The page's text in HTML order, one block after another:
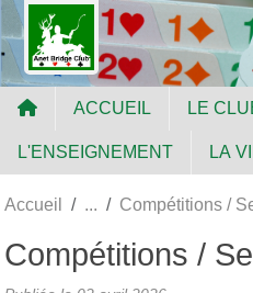
ACCUEIL LE
L'ENSEIGNEMENT LA
Accueil Compétitions /
Compétitions /
Panneau de gestion des cookies